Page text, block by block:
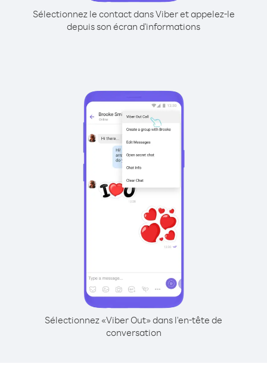
Sélectionnez le contact dans Viber et appelez-le
depuis son écran d'informations
Sélectionnez «Viber Out» dans l'en-tête de
conversation